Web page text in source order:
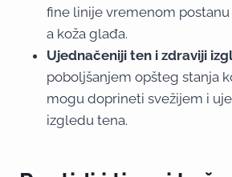
fine linije vremenom postanu
a koža glađa.
Ujednačeniji ten i zdraviji
poboljšanjem opšteg stanja
mogu doprineti svežijem i
izgledu tena.